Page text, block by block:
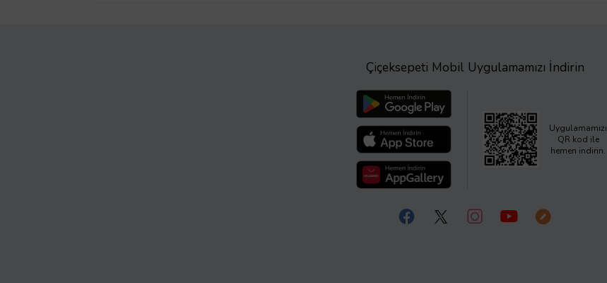
Çiçeksepeti Mobil Uygulamamızı İndirin
Uygulamamızı
QR kod ile
hemen indirin.